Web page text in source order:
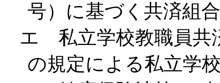
号）に基づく共済組
エ 私立学校教職員共
の規定による私立学